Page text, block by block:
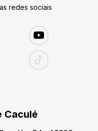
redes sociais
Caculé